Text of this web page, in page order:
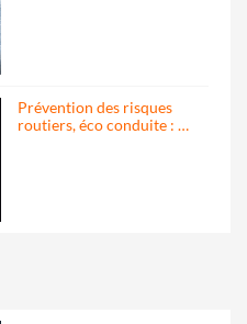
Prévention des risques
routiers, éco conduite : …